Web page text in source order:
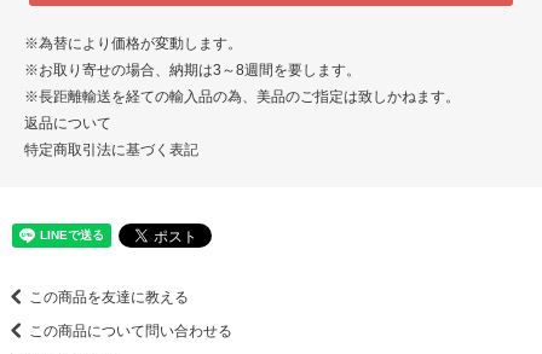
※為替により価格が変動します。
※お取り寄せの場合、納期は3～8週間を要します。
※長距離輸送を経ての輸入品の為、美品のご指定は致しかねます。
返品について
特定商取引法に基づく表記
この商品を友達に教える
この商品について問い合わせる